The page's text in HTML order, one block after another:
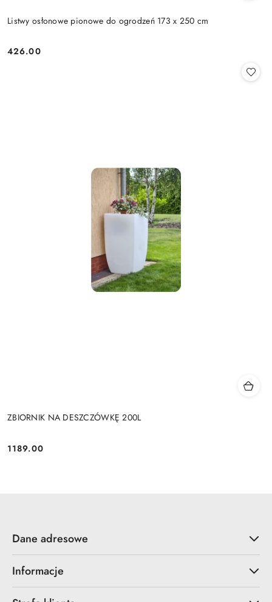
Listwy osłonowe pionowe do ogrodzeń 173 x 250 cm
Cena:
426.00
ZBIORNIK NA DESZCZÓWKĘ 200L
Cena:
1189.00
Dane adresowe
Informacje